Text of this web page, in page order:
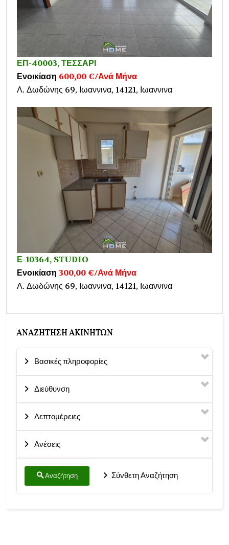
ΕΠ-40003, ΤΕΣΣΑΡΙ
Ενοικίαση 600,00 €/Ανά Μήνα
Λ. Δωδώνης 69, Ιωαννινα, 14121, Ιωαννινα
Ε-10364, STUDIO
Ενοικίαση 300,00 €/Ανά Μήνα
Λ. Δωδώνης 69, Ιωαννινα, 14121, Ιωαννινα
ΑΝΑΖΉΤΗΣΗ ΑΚΙΝΉΤΩΝ
Βασικές πληροφορίες
Διεύθυνση
Λεπτομέρειες
Ανέσεις
Αναζήτηση Σύνθετη Αναζήτηση